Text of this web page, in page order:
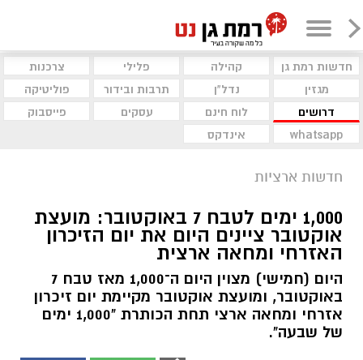
חדשות רמת גן קהילה פלילי
צרכנות
מגזין
נדל"ן תרבות ובידור
פוליטיקה
דרושים
לוח חינם עסקים
פייסבוק
whatsapp
אינדקס
חדשות ארציות
1,000 ימים לטבח 7 באוקטובר: מועצת
אוקטובר ציינים היום את יום הזיכרון
האזרחי ומחאה ארצית
היום (חמישי) מצוין היום ה־1,000 מאז טבח 7
באוקטובר, ומועצת אוקטובר מקיימת יום זיכרון
אזרחי ומחאה ארצי תחת הכותרת "1,000 ימים
של שבעה".